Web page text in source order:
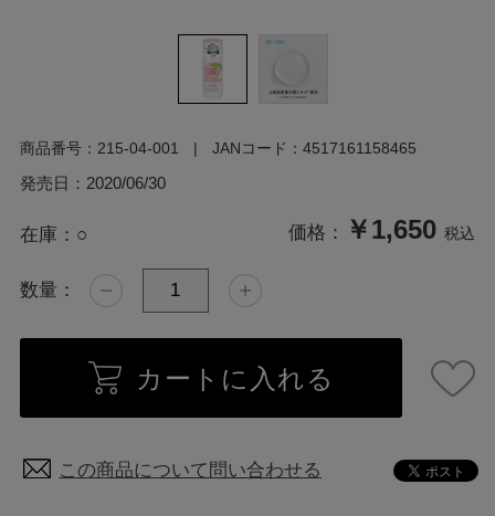
発売日： 2020/06/30
商品番号： 215-04-001 JANコード： 4517161158465
在庫： ○ 価格： ￥1,650 税込
数量：
カートに入れる
この商品について問い合わせる